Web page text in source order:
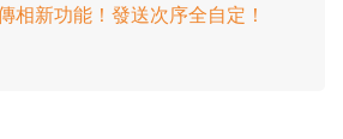
相新功能！發送次序全自定！